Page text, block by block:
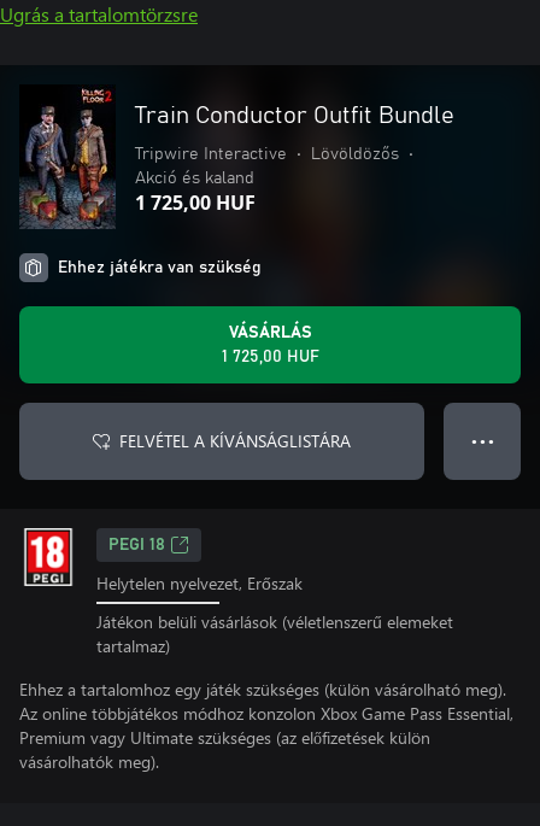
Ugrás a tartalomtörzsre
Train Conductor Outfit Bundle
Tripwire Interactive • Lövöldözős
•
Akció és kaland
1 725,00 HUF
Ehhez játékra van szükség
VÁSÁRLÁS
1 725,00 HUF
FELVÉTEL A KÍVÁNSÁGLISTÁRA ● ● ●
PEGI 18
Helytelen nyelvezet, Erőszak
Játékon belüli vásárlások (véletlenszerű elemeket
tartalmaz)
Ehhez a tartalomhoz egy játék szükséges (külön vásárolható meg).
Az online többjátékos módhoz konzolon Xbox Game Pass Essential,
Premium vagy Ultimate szükséges (az előfizetések külön
vásárolhatók meg).